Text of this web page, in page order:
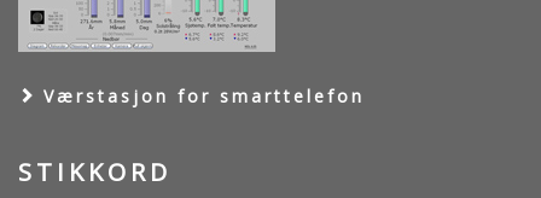
Værstasjon for smarttelefon
STIKKORD